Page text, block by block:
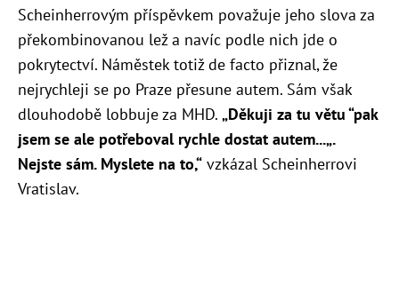
Scheinherrovým příspěvkem považuje jeho slova za
překombinovanou lež a navíc podle nich jde o
pokrytectví. Náměstek totiž de facto přiznal, že
nejrychleji se po Praze přesune autem. Sám však
dlouhodobě lobbuje za MHD. „Děkuji za tu větu “pak
jsem se ale potřeboval rychle dostat autem...„.
Nejste sám. Myslete na to,“ vzkázal Scheinherrovi
Vratislav.